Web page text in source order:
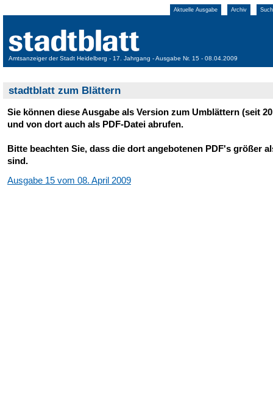
Aktuelle Ausgabe Archiv
Amtsanzeiger der Stadt Heidelberg - 17. Jahrgang - Ausgabe Nr. 15 - 08.04.2009
stadtblatt zum Blättern
Sie können diese Ausgabe als Version zum Umblättern (seit
und von dort auch als PDF-Datei abrufen.
Bitte beachten Sie, dass die dort angebotenen PDF's größer
sind.
Ausgabe 15 vom 08. April 2009